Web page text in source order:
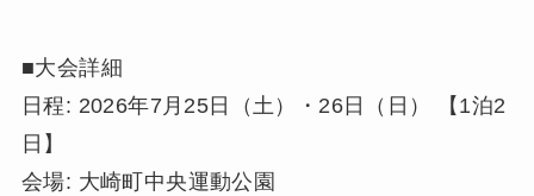
■大会詳細
日程: 2026年7月25日（土）・26日（日） 【1泊2
日】
会場: 大崎町中央運動公園